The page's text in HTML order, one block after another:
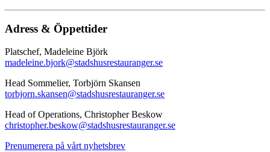
Adress & Öppettider
Platschef, Madeleine Björk
madeleine.bjork@stadshusrestauranger.se
Head Sommelier, Torbjörn Skansen
torbjorn.skansen@stadshusrestauranger.se
Head of Operations, Christopher Beskow
christopher.beskow@stadshusrestauranger.se
Prenumerera på vårt nyhetsbrev